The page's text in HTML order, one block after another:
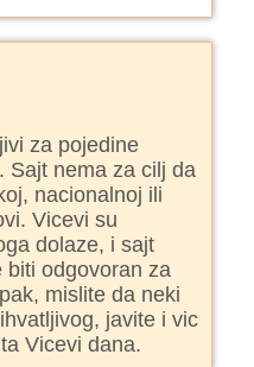
za pojedine
Sajt nema za cilj da
nacionalnoj ili
Vicevi su
dolaze, i sajt
biti odgovoran za
mislite da neki
javite i vic
Vicevi dana.